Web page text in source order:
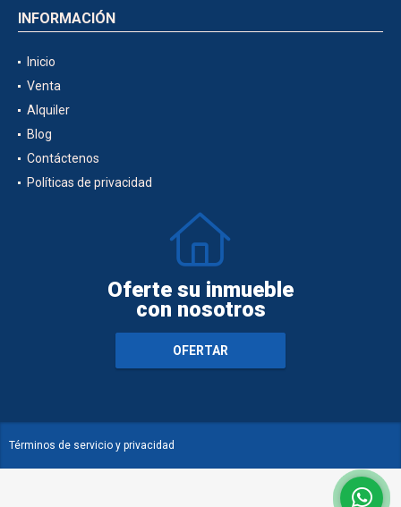
INFORMACIÓN
Inicio
Venta
Alquiler
Blog
Contáctenos
Políticas de privacidad
Oferte su inmueble
con nosotros
OFERTAR
Términos de servicio y privacidad